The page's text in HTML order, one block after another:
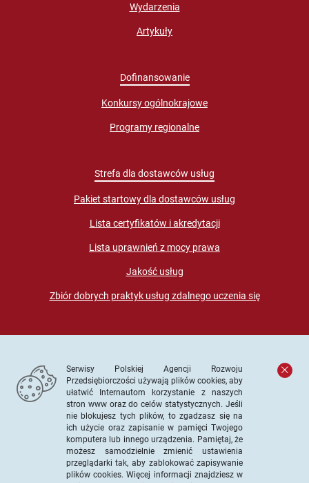
Wydarzenia
Artykuły
Dofinansowanie
Konkursy ogólnokrajowe
Programy regionalne
Strefa dla dostawców usług
Pakiet startowy dla dostawców usług
Lista certyfikatów i akredytacji
Lista uprawnień z mocy prawa
Jakość usług
Zbiór dobrych praktyk usług zdalnego uczenia się
© PARP. Wszelkie prawa zastrzeżone
Projekt współfinansowany ze środków Unii Europejskiej w
Serwisy Polskiej Agencji Rozwoju
Przedsiębiorczości używają plików cookies, aby
ułatwić Internautom korzystanie z naszych
stron www oraz do celów statystycznych. Jeśli
nie blokujesz tych plików, to zgadzasz się na
ich użycie oraz zapisanie w pamięci Twojego
komputera lub innego urządzenia. Pamiętaj, że
możesz samodzielnie zmienić ustawienia
przeglądarki tak, aby zablokować zapisywanie
plików cookies. Więcej informacji znajdziesz w